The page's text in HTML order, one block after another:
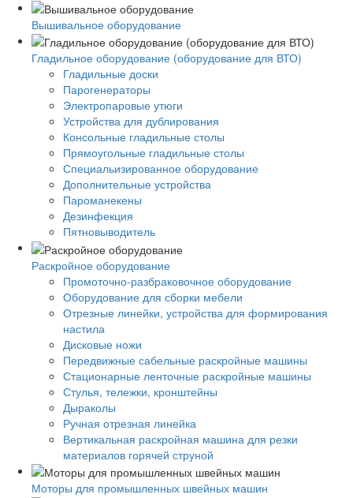
Вышивальное оборудование
Гладильное оборудование (оборудование для ВТО)
Гладильные доски
Парогенераторы
Электропаровые утюги
Устройства для дублирования
Консольные гладильные столы
Прямоугольные гладильные столы
Специальизированное оборудование
Дополнительные устройства
Пароманекены
Дезинфекция
Пятновыводитель
Раскройное оборудование
Промоточно-разбраковочное оборудование
Оборудование для сборки мебели
Отрезные линейки, устройства для формирования
настила
Дисковые ножи
Передвижные сабельные раскройные машины
Стационарные ленточные раскройные машины
Стулья, тележки, кронштейны
Дыраколы
Ручная отрезная линейка
Вертикальная раскройная машина для резки
материалов горячей струной
Моторы для промышленных швейных машин